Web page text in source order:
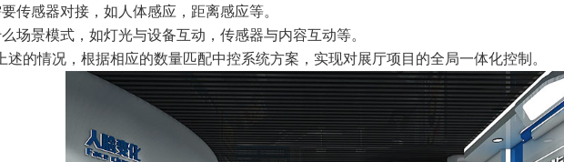
感器对接，如人体感应，距离感应等。
景模式，如灯光与设备互动，传感器与内容互动等。
情况，根据相应的数量匹配中控系统方案，实现对展厅项目的全局一体化控制。